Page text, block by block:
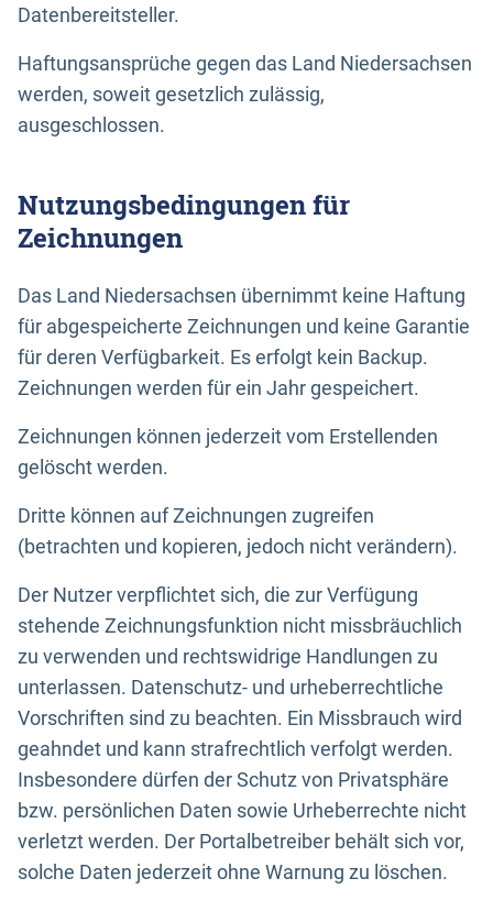
Datenbereitsteller.
Haftungsansprüche gegen das Land Niedersachsen
werden, soweit gesetzlich zulässig,
ausgeschlossen.
Nutzungsbedingungen für
Zeichnungen
Das Land Niedersachsen übernimmt keine Haftung
für abgespeicherte Zeichnungen und keine Garantie
für deren Verfügbarkeit. Es erfolgt kein Backup.
Zeichnungen werden für ein Jahr gespeichert.
Zeichnungen können jederzeit vom Erstellenden
gelöscht werden.
Dritte können auf Zeichnungen zugreifen
(betrachten und kopieren, jedoch nicht verändern).
Der Nutzer verpflichtet sich, die zur Verfügung
stehende Zeichnungsfunktion nicht missbräuchlich
zu verwenden und rechtswidrige Handlungen zu
unterlassen. Datenschutz- und urheberrechtliche
Vorschriften sind zu beachten. Ein Missbrauch wird
geahndet und kann strafrechtlich verfolgt werden.
Insbesondere dürfen der Schutz von Privatsphäre
bzw. persönlichen Daten sowie Urheberrechte nicht
verletzt werden. Der Portalbetreiber behält sich vor,
solche Daten jederzeit ohne Warnung zu löschen.